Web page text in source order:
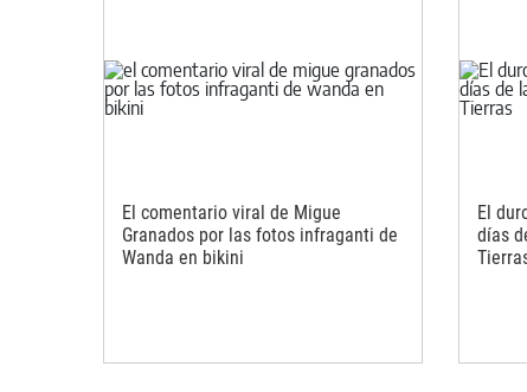
El comentario viral de Migue
Granados por las fotos infraganti de
Wanda en bikini
El
días